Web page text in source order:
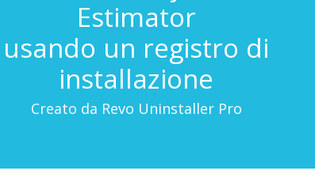
Estimator
usando un registro di
installazione
Creato da Revo Uninstaller Pro